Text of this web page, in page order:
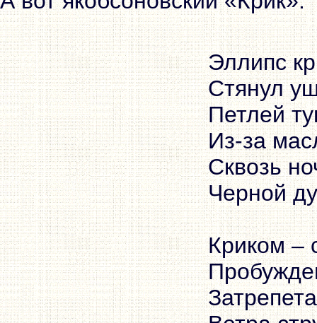
Эллипс
Стянул
Петлей
Из-за
Сквозь
Черной
Криком –